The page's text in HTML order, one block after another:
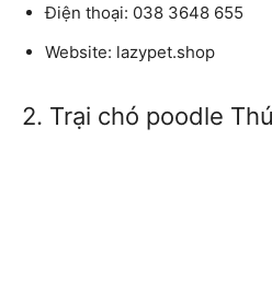
Điện thoại: 038 3648 655
Website: lazypet.shop
2. Trại chó poodle